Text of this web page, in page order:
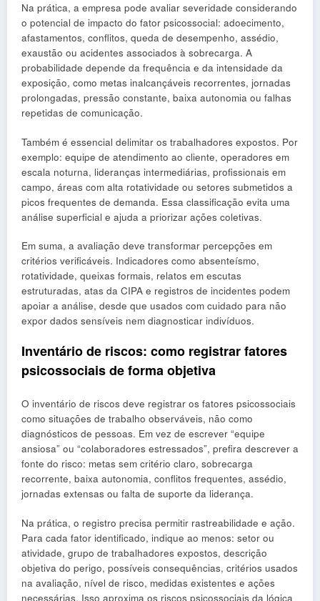
Na prática, a empresa pode avaliar severidade considerando
o potencial de impacto do fator psicossocial: adoecimento,
afastamentos, conflitos, queda de desempenho, assédio,
exaustão ou acidentes associados à sobrecarga. A
probabilidade depende da frequência e da intensidade da
exposição, como metas inalcançáveis recorrentes, jornadas
prolongadas, pressão constante, baixa autonomia ou falhas
repetidas de comunicação.
Também é essencial delimitar os trabalhadores expostos. Por
exemplo: equipe de atendimento ao cliente, operadores em
escala noturna, lideranças intermediárias, profissionais em
campo, áreas com alta rotatividade ou setores submetidos a
picos frequentes de demanda. Essa classificação evita uma
análise superficial e ajuda a priorizar ações coletivas.
Em suma, a avaliação deve transformar percepções em
critérios verificáveis. Indicadores como absenteísmo,
rotatividade, queixas formais, relatos em escutas
estruturadas, atas da CIPA e registros de incidentes podem
apoiar a análise, desde que usados com cuidado para não
expor dados sensíveis nem diagnosticar indivíduos.
Inventário de riscos: como registrar fatores
psicossociais de forma objetiva
O inventário de riscos deve registrar os fatores psicossociais
como situações de trabalho observáveis, não como
diagnósticos de pessoas. Em vez de escrever “equipe
ansiosa” ou “colaboradores estressados”, prefira descrever a
fonte do risco: metas sem critério claro, sobrecarga
recorrente, baixa autonomia, conflitos frequentes, assédio,
jornadas extensas ou falta de suporte da liderança.
Na prática, o registro precisa permitir rastreabilidade e ação.
Para cada fator identificado, indique ao menos: setor ou
atividade, grupo de trabalhadores expostos, descrição
objetiva do perigo, possíveis consequências, critérios usados
na avaliação, nível de risco, medidas existentes e ações
necessárias. Isso aproxima os riscos psicossociais da lógica